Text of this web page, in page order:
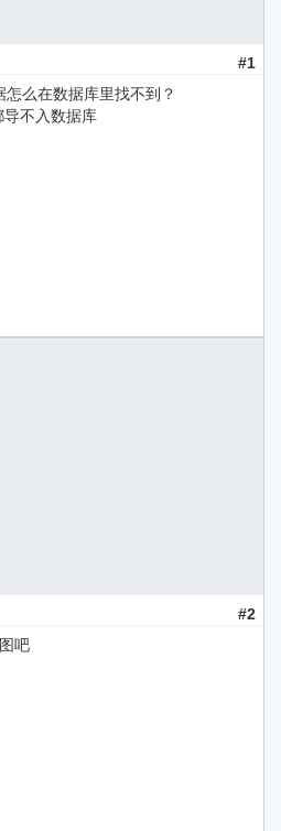
#1
么在数据库里找不到？
不入数据库
#2
吧